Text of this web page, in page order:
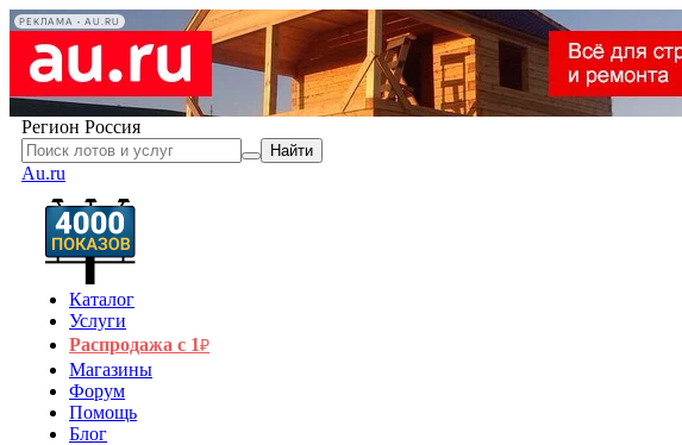
РЕКЛАМА • AU.RU
Регион Россия
Найти
Au.ru
Каталог
Услуги
Распродажа с 1₽
Магазины
Форум
Помощь
Блог